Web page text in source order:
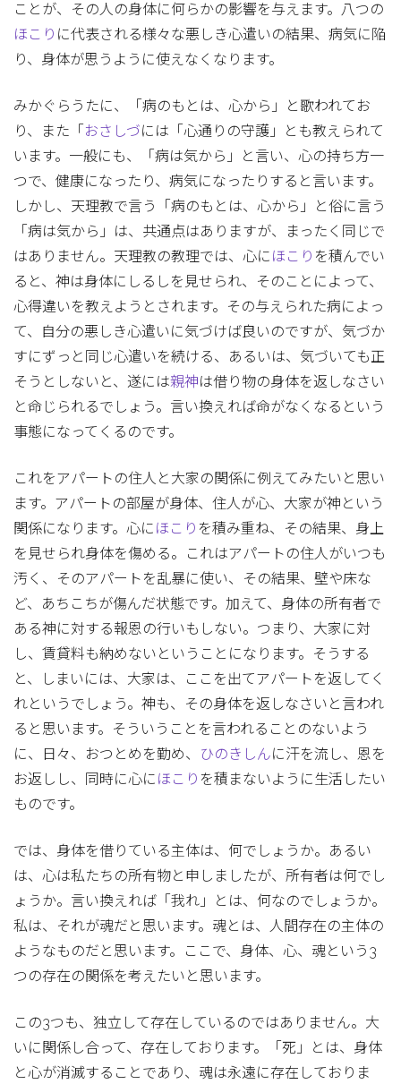
ことが、その人の身体に何らかの影響を与えます。八つの
ほこり に代表される様々な悪しき心遣いの結果、病気に陥
り、身体が思うように使えなくなります。
みかぐらうたに、「病のもとは、心から」と歌われてお
り、また「 おさしづには「心通りの守護」とも教えられて
います。一般にも、「病は気から」と言い、心の持ち方一
つで、健康になったり、病気になったりすると言います。
しかし、天理教で言う「病のもとは、心から」と俗に言う
「病は気から」は、共通点はありますが、まったく同じで
はありません。天理教の教理では、心に ほこり を積んでい
ると、神は身体にしるしを見せられ、そのことによって、
心得違いを教えようとされます。その与えられた病によっ
て、自分の悪しき心遣いに気づけば良いのですが、気づか
すにずっと同じ心遣いを続ける、あるいは、気づいても正
そうとしないと、遂には親神は借り物の身体を返しなさい
と命じられるでしょう。言い換えれば命がなくなるという
事態になってくるのです。
これをアパートの住人と大家の関係に例えてみたいと思い
ます。アパートの部屋が身体、住人が心、大家が神という
関係になります。心に ほこり を積み重ね、その結果、身上
を見せられ身体を傷める。これはアパートの住人がいつも
汚く、そのアパートを乱暴に使い、その結果、壁や床な
ど、あちこちが傷んだ状態です。加えて、身体の所有者で
ある神に対する報恩の行いもしない。つまり、大家に対
し、賃貸料も納めないということになります。そうする
と、しまいには、大家は、ここを出てアパートを返してく
れというでしょう。神も、その身体を返しなさいと言われ
ると思います。そういうことを言われることのないよう
に、日々、おつとめを勤め、
ひのきしんに汗を流し、恩を
お返しし、同時に心に ほこり を積まないように生活したい
ものです。
では、身体を借りている主体は、何でしょうか。あるい
は、心は私たちの所有物と申しましたが、所有者は何でし
ょうか。言い換えれば「我れ」とは、何なのでしょうか。
私は、それが魂だと思います。魂とは、人間存在の主体の
ようなものだと思います。ここで、身体、心、魂という3
つの存在の関係を考えたいと思います。
この3つも、独立して存在しているのではありません。大
いに関係し合って、存在しております。「死」とは、身体
と心が消滅することであり、魂は永遠に存在しておりま